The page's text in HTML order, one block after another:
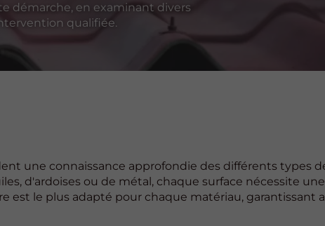
démarche, en examinant divers
qualifiée.
une connaissance approfondie des différents types
d'ardoises ou de métal, chaque surface nécessite
est le plus adapté pour chaque matériau, garantissant